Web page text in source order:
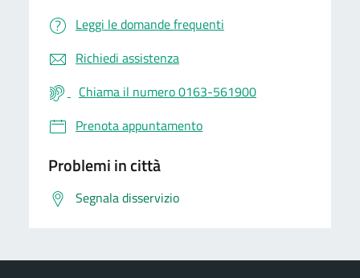
Leggi le domande frequenti
Richiedi assistenza
Chiama il numero 0163-561900
Prenota appuntamento
Problemi in città
Segnala disservizio